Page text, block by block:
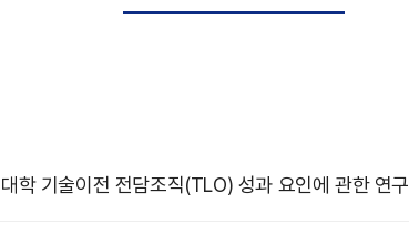
대학 기술이전 전담조직(TLO) 성과 요인에 관한 연구